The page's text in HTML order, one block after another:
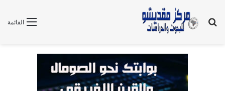
القائمة
بحث